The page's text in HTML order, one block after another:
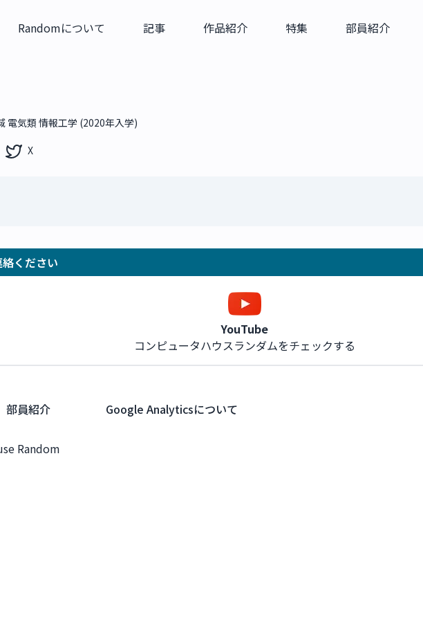
Randomについて 記事 作品紹介 特集 部員紹介
電気類 情報工学 (2020年入学)
X
ください
YouTube
コンピュータハウスランダムをチェックする
部員紹介 Google Analyticsについて
Random